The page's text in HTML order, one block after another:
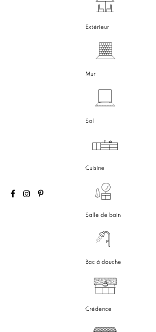
Extérieur
Mur
Sol
Cuisine
Salle de bain
Bac à douche
Crédence